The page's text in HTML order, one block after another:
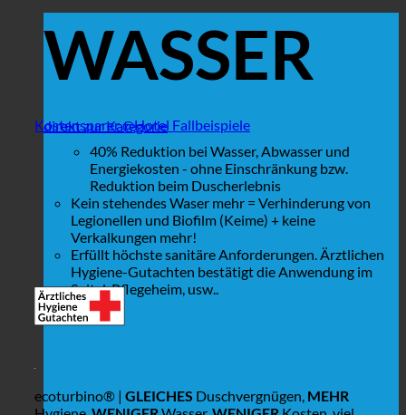
WASSER
direkt zur Kategorie
Kostensparer @Hotel Fallbeispiele
40% Reduktion bei Wasser, Abwasser und
Energiekosten - ohne Einschränkung bzw.
Reduktion beim Duscherlebnis
Kein stehendes Waser mehr = Verhinderung von
Legionellen und Biofilm (Keime) + keine
Verkalkungen mehr!
Erfüllt höchste sanitäre Anforderungen. Ärztlichen
Hygiene-Gutachten bestätigt die Anwendung im
Spital, Pflegeheim, usw..
ecoturbino® | GLEICHES Duschvergnügen, MEHR